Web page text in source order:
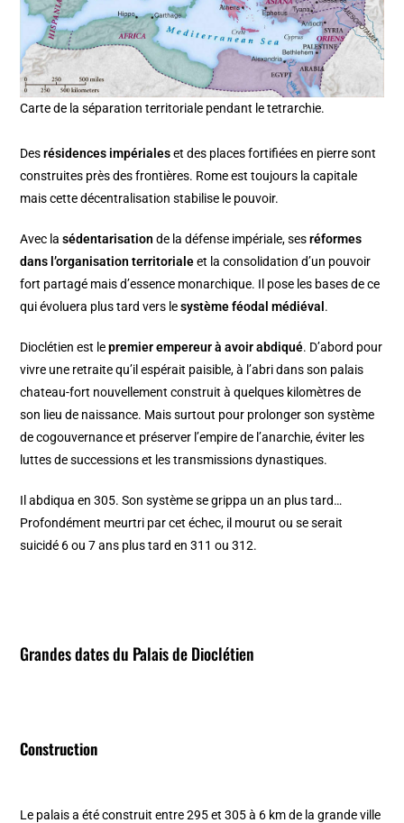
Carte de la séparation territoriale pendant le tetrarchie.
Desrésidences impérialeset des places fortifiées en pierre sont
construites près des frontières. Rome est toujours la capitale
mais cette décentralisation stabilise le pouvoir.
Avec lasédentarisation de la défense impériale, sesréformes
dans l’organisation territorialeet la consolidation d’un pouvoir
fort partagé mais d’essence monarchique. Il pose les bases de ce
qui évoluera plus tard vers lesystème féodal médiéval .
Dioclétien est lepremier empereur à avoir abdiqué. D’abord pour
vivre une retraite qu’il espérait paisible, à l’abri dans son palais
chateau-fort nouvellement construit à quelques kilomètres de
son lieu de naissance. Mais surtout pour prolonger son système
de cogouvernance et préserver l’empire de l’anarchie, éviter les
luttes de successions et les transmissions dynastiques.
Il abdiqua en 305. Son système se grippa un an plus tard…
Profondément meurtri par cet échec, il mourut ou se serait
suicidé 6 ou 7 ans plus tard en 311 ou 312.
Grandes dates du Palais de Dioclétien
Construction
Le palais a été construit entre 295 et 305 à 6 km de la grande ville